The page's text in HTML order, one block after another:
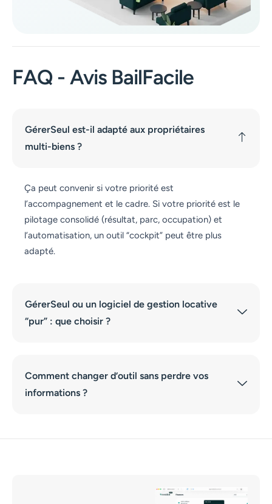
FAQ - Avis BailFacile
GérerSeul est-il adapté aux propriétaires
multi-biens ?
Ça peut convenir si votre priorité est
l’accompagnement et le cadre. Si votre priorité est le
pilotage consolidé (résultat, parc, occupation) et
l’automatisation, un outil “cockpit” peut être plus
adapté.
GérerSeul ou un logiciel de gestion locative
“pur” : que choisir ?
Comment changer d’outil sans perdre vos
informations ?